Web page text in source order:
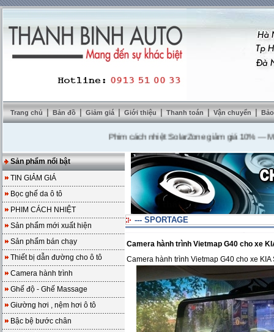
Trang chủ | Bản đồ | Giảm giá | Giới thiệu | Thanh toán | Vận chuyển |
Phim cách nhiệt SolarZone giảm giá 10%---Mua
Sản phẩm nổi bật
TIN GIẢM GIÁ
Bọc ghế da ô tô
PHIM CÁCH NHIỆT
Sản phẩm mới xuất hiện
Sản phẩm bán chạy
Thiết bị dẫn đường cho ô tô
Camera hành trình
Ghế độ - Ghế Massage
Giường hơi , nệm hơi ô tô
Bậc bệ bước chân
--- SPORTAGE
Camera hành trình Vietmap G40 cho xe
Camera hành trình Vietmap G40 cho xe KIA